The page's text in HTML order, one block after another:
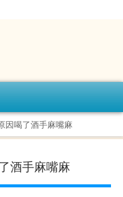
因喝了酒手麻嘴麻
酒手麻嘴麻